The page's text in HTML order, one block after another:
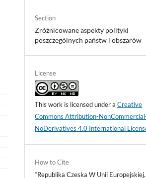
Section
Zróżnicowane aspekty polityki
poszczególnych państw i obszarów
License
This work is licensed under aCreative
Commons Attribution-
NoDerivatives 4.0 International
How to Cite
“Republika Czeska W Unii